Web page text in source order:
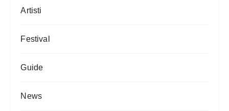
Artisti
Festival
Guide
News